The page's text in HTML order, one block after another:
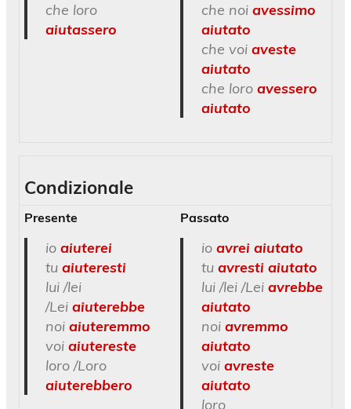
che loro
aiutassero
che noi avessimo
aiutato
che voi aveste
aiutato
che loro avessero
aiutato
Condizionale
Presente
io aiuterei
tu aiuteresti
lui /lei
/Lei aiuterebbe
noi aiuteremmo
voi aiutereste
loro /Loro
aiuterebbero
Passato
io avrei aiutato
tu avresti aiutato
lui /lei /Lei avrebbe
aiutato
noi avremmo
aiutato
voi avreste
aiutato
loro